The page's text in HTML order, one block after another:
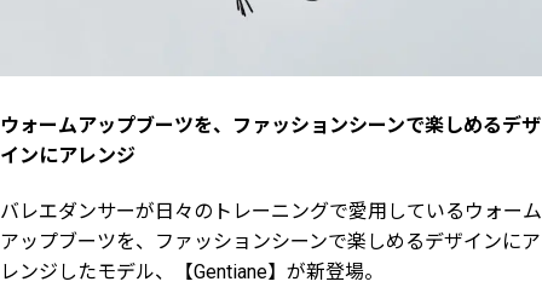
ウォームアップブーツを、ファッションシーンで楽しめるデザ
インにアレンジ
バレエダンサーが日々のトレーニングで愛用しているウォーム
アップブーツを、ファッションシーンで楽しめるデザインにア
レンジしたモデル、【Gentiane】が新登場。